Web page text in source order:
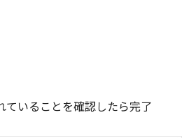
ていることを確認したら完了